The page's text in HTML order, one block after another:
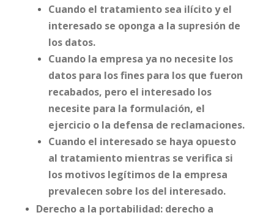
Cuando el tratamiento sea ilícito y el
interesado se oponga a la supresión de
los datos.
Cuando la empresa ya no necesite los
datos para los fines para los que fueron
recabados, pero el interesado los
necesite para la formulación, el
ejercicio o la defensa de reclamaciones.
Cuando el interesado se haya opuesto
al tratamiento mientras se verifica si
los motivos legítimos de la empresa
prevalecen sobre los del interesado.
Derecho a la portabilidad: derecho a